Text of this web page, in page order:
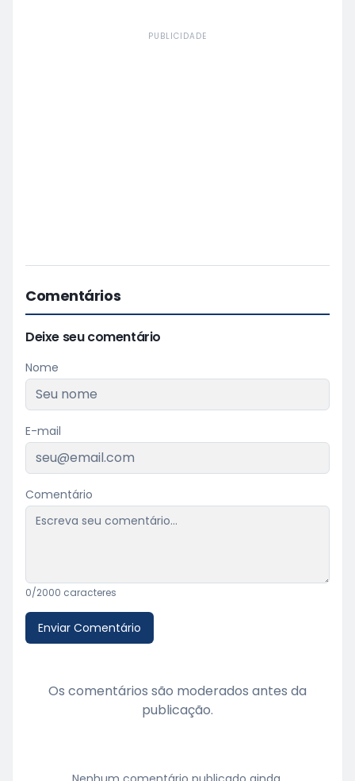
PUBLICIDADE
Comentários
Deixe seu comentário
Nome
E-mail
Comentário
0/2000 caracteres
Enviar Comentário
Os comentários são moderados antes da
publicação.